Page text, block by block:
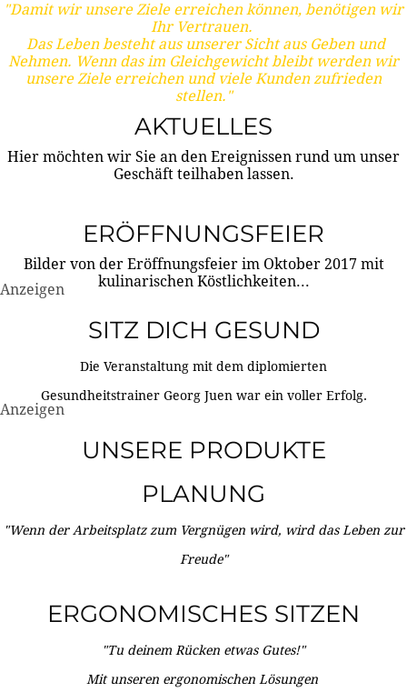
"Damit wir unsere Ziele erreichen können, benötigen wir
Ihr Vertrauen.
Das Leben besteht aus unserer Sicht aus Geben und
Nehmen. Wenn das im Gleichgewicht bleibt werden wir
unsere Ziele erreichen und viele Kunden zufrieden
stellen."
AKTUELLES
Hier möchten wir Sie an den Ereignissen rund um unser
Geschäft teilhaben lassen.
ERÖFFNUNGSFEIER
Bilder von der Eröffnungsfeier im Oktober 2017 mit
kulinarischen Köstlichkeiten...
Anzeigen
SITZ DICH GESUND
Die Veranstaltung mit dem diplomierten
Gesundheitstrainer Georg Juen war ein voller Erfolg.
Anzeigen
UNSERE PRODUKTE
PLANUNG
"Wenn der Arbeitsplatz zum Vergnügen wird, wird das Leben zur
Freude"
ERGONOMISCHES SITZEN
"Tu deinem Rücken etwas Gutes!"
Mit unseren ergonomischen Lösungen